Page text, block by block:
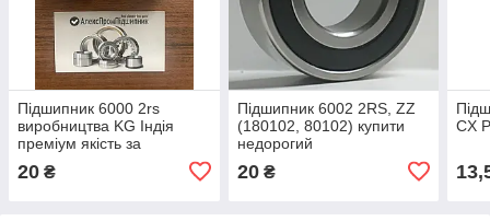
Підшипник 6000 2rs
виробництва KG Індія
преміум якість за
20 ₴
Підшипник 6002 2RS, ZZ
(180102, 80102) купити
недорогий
20₴
CX